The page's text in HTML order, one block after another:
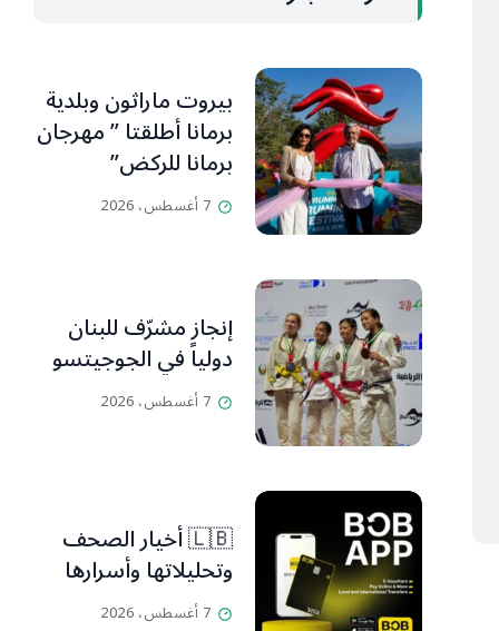
بيروت ماراثون وبلدية
برمانا أطلقتا ” مهرجان
برمانا للركض”
7 أغسطس، 2026
إنجاز مشرّف للبنان
دولياً في الجوجيتسو
7 أغسطس، 2026
🇱🇧 أخيار الصحف
وتحليلاتها وأسرارها
7 أغسطس، 2026